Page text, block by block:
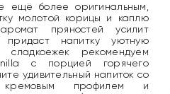
ещё более оригинальным,
молотой корицы и каплю
пряностей усилит
напитку уютную
сладкоежек рекомендуем
с порцией горячего
удивительный напиток со
кремовым профилем и